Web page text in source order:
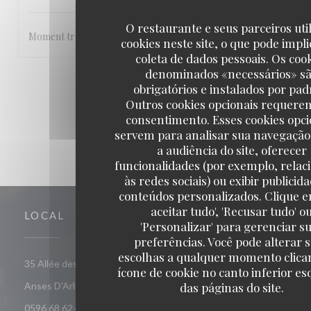
O restaurante e seus parceiros
cookies neste site, o que pode
coleta de dados pessoais. Os
denominados «necessários»
obrigatórios e instalados por
Outros cookies opcionais
consentimento. Esses cookies
servem para analisar sua
a audiência do site, oferecer
funcionalidades (por exemplo,
às redes sociais) ou exibir
conteúdos personalizados. Clique
aceitar tudo', 'Recusar tudo'
'Personalizar' para gerenciar
preferências. Você pode alterar
escolhas a qualquer momento
ícone de cookie no canto inferior
das páginas do site.
Moment très agréable les pieds dans l’eau , abrité du soleil et
1 2 3
LOCAL
35 Allée des Raisiniers, Quartier Grande Anse 97217 Les
Anses D'Arlet
((abre numa nova janela))
0596 68 62 44